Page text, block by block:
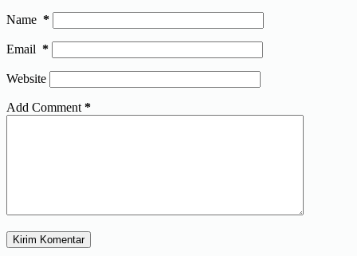
Name *
Email *
Website
Add Comment *
Kirim Komentar